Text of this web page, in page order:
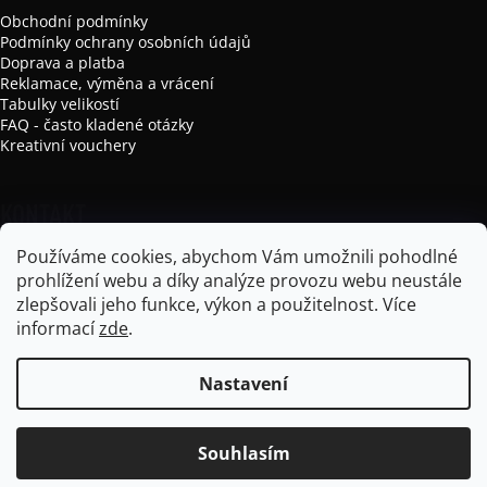
Používáme cookies, abychom Vám umožnili pohodlné
prohlížení webu a díky analýze provozu webu neustále
zlepšovali jeho funkce, výkon a použitelnost. Více
informacízde.
Nastavení
Souhlasím
Obchodní podmínky
Podmínky ochrany osobních údajů
Doprava a platba
Reklamace, výměna a vrácení
Tabulky velikostí
FAQ - často kladené otázky
Kreativní vouchery
info@mikela-da-luka.com
Mikela da Luka
mikela_da_luka
Vytvořil Shoptet
Copyright 2026Mikela da Luka. Všechna práva vyhrazena.